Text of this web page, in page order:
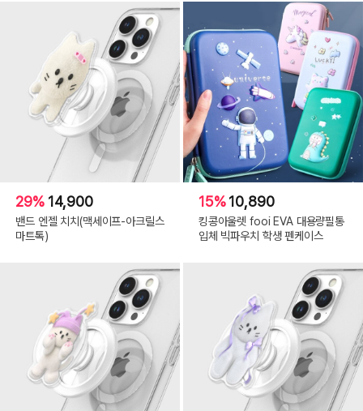
29% 14,900
밴드 엔젤 치치(맥세이프-아크릴스
마트톡)
15%10,890
킹콩아울렛 fooi EVA 대용량필통
입체 빅파우치 학생 펜케이스